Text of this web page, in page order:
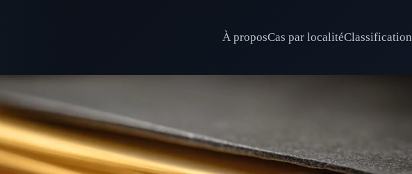
À proposCas par localitéClassification